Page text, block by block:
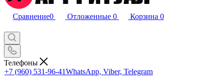
Сравнение0 Отложенные 0 Корзина 0
Телефоны
+7 (960) 531-96-41WhatsApp, Viber, Telegram